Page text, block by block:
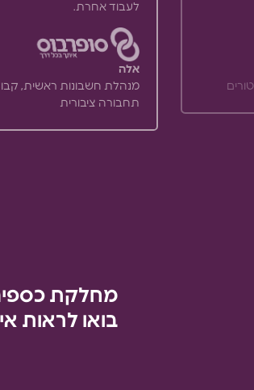
לעבוד אחרת.
אלה
מנהלת חשבונות ראשית,
תחבורה ציבורית
בואו לראות